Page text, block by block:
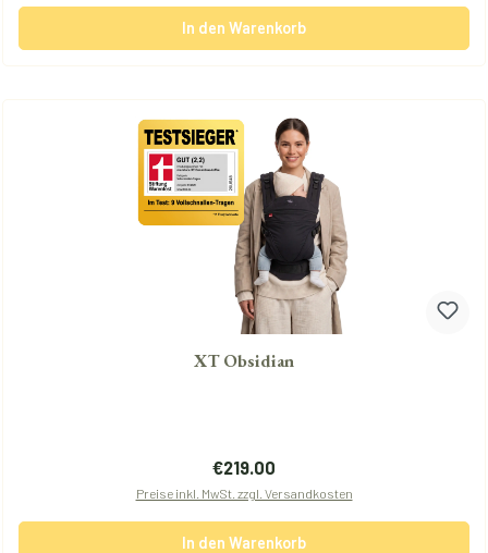
In den Warenkorb
XT Obsidian
Regulärer Preis:
€219.00
Preise inkl. MwSt. zzgl. Versandkosten
In den Warenkorb